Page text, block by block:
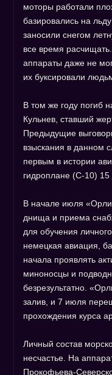
моторы работали
базировались на
заносили снегом
все время
аппараты даже не
их буксировали
В том же году погиб
Кульнев, ставший
Предыдущие
взыскания в данном
первым в истории
гидроплане (С-10) 15
В начале июля
днища и приема
для обучения
немецкая авиация,
начала проявлять
миноносцы и
безрезультатно.
залив, и 7 июля
прохождения курса
Личный состав
несчастье. На
Прокофьева-